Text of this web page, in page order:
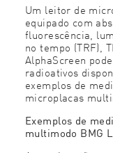
Um leitor de
equipado com
fluorescência,
no tempo (TRF),
AlphaScreen
radioativos
exemplos de
microplacas
Exemplos de
multimodo BMG